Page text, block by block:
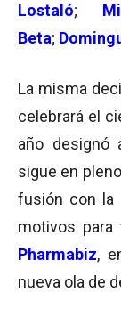
Lostaló;
Beta;
La misma
celebrará el
año designó
sigue en
fusión con la
motivos para
Pharmabiz,
nueva ola de